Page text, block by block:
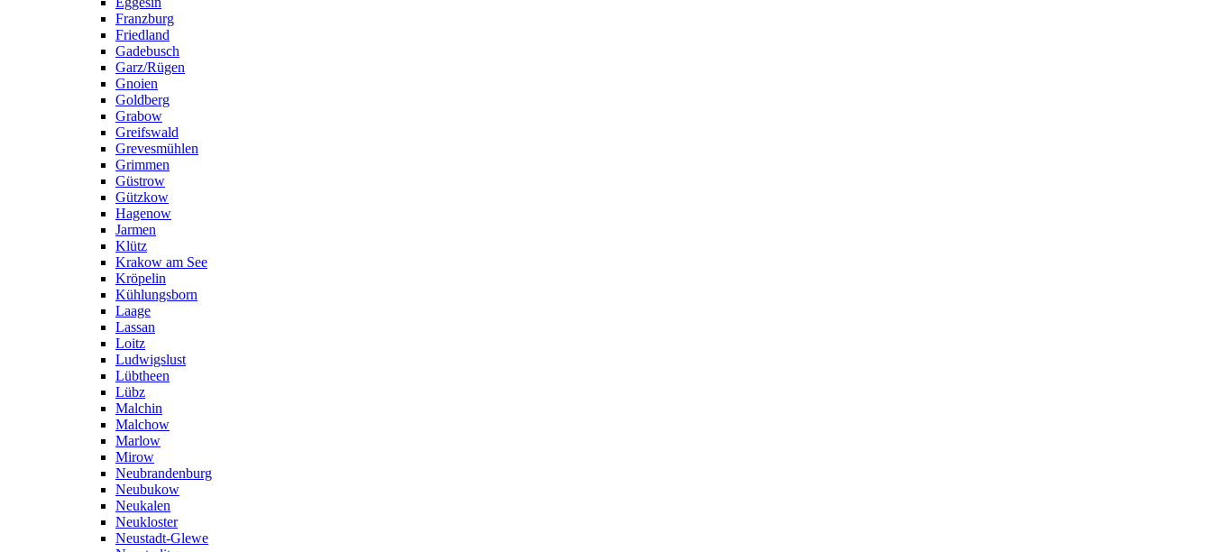
Franzburg
Friedland
Gadebusch
Garz/Rügen
Gnoien
Goldberg
Grabow
Greifswald
Grevesmühlen
Grimmen
Güstrow
Gützkow
Hagenow
Jarmen
Klütz
Krakow am See
Kröpelin
Kühlungsborn
Laage
Lassan
Loitz
Ludwigslust
Lübtheen
Lübz
Malchin
Malchow
Marlow
Mirow
Neubrandenburg
Neubukow
Neukalen
Neukloster
Neustadt-Glewe